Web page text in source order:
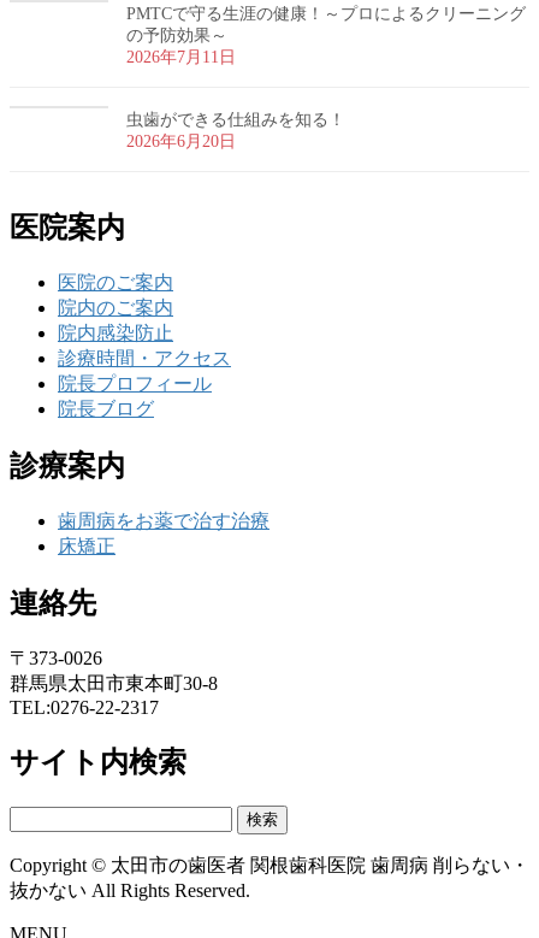
PMTCで守る生涯の健康！～プロによるクリーニング
の予防効果～
2026年7月11日
虫歯ができる仕組みを知る！
2026年6月20日
医院案内
医院のご案内
院内のご案内
院内感染防止
診療時間・アクセス
院長プロフィール
院長ブログ
診療案内
歯周病をお薬で治す治療
床矯正
連絡先
〒373-0026
群馬県太田市東本町30-8
TEL:0276-22-2317
サイト内検索
Copyright © 太田市の歯医者 関根歯科医院 歯周病 削らない・
抜かない All Rights Reserved.
MENU